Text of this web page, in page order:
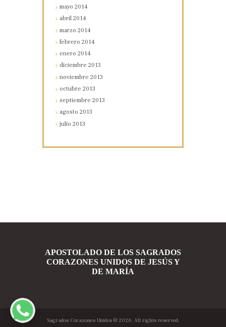
mayo2014
abril2014
marzo2014
febrero2014
enero2014
diciembre2013
noviembre2013
octubre2013
septiembre2013
agosto2013
julio2013
APOSTOLADO DE LOS SAGRADOS
CORAZONES UNIDOS DE JESÚS Y
DE MARÍA
Sagrados Corazones Unidos© 2026. All rights reserved.